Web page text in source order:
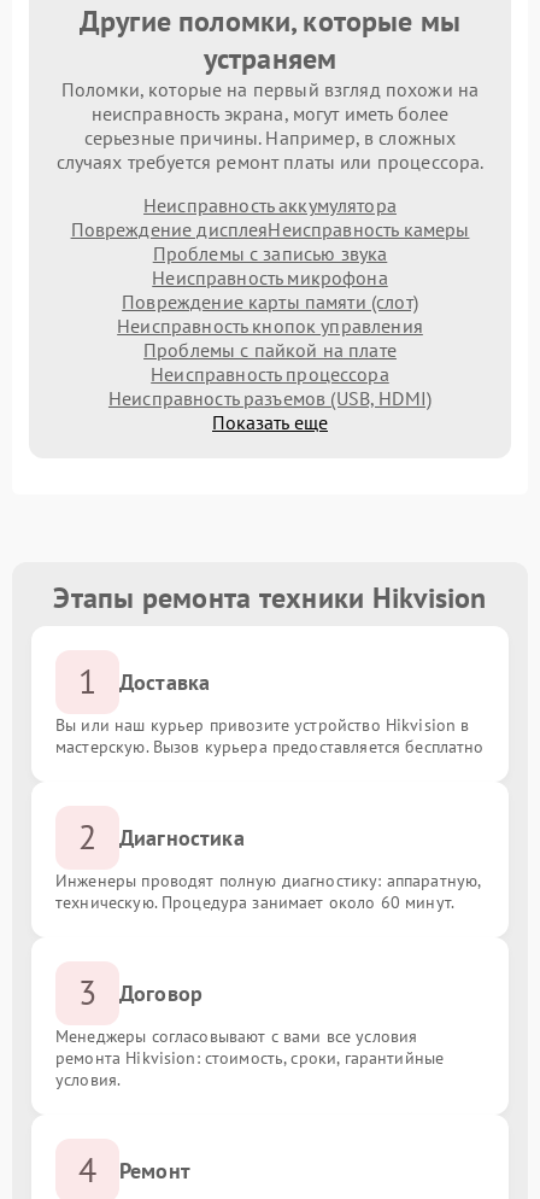
Другие поломки, которые мы
устраняем
Поломки, которые на первый взгляд похожи на
неисправность экрана, могут иметь более
серьезные причины. Например, в сложных
случаях требуется ремонт платы или процессора.
Неисправность аккумулятора
Повреждение дисплеяНеисправность камеры
Проблемы с записью звука
Неисправность микрофона
Повреждение карты памяти (слот)
Неисправность кнопок управления
Проблемы с пайкой на плате
Неисправность процессора
Неисправность разъемов (USB, HDMI)
Показать еще
Этапы ремонта техники Hikvision
1 Доставка
Вы или наш курьер привозите устройство Hikvision в
мастерскую. Вызов курьера предоставляется бесплатно
2 Диагностика
Инженеры проводят полную диагностику: аппаратную,
техническую. Процедура занимает около 60 минут.
3 Договор
Менеджеры согласовывают с вами все условия
ремонта Hikvision: стоимость, сроки, гарантийные
условия.
4 Ремонт